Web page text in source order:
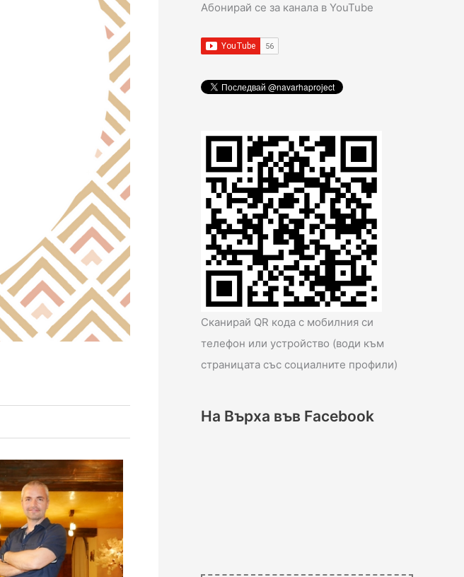
Абонирай се за канала в YouTube
Сканирай QR кода с мобилния си
телефон или устройство (води към
страницата със социалните профили)
На Върха във Facebook